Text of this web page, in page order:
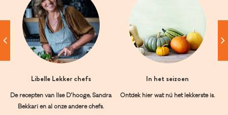
Libelle Lekker chefs
De recepten van Ilse D’hooge, Sandra
Bekkari en al onze andere chefs.
In het seizoen
Ontdek hier wat nú het lekkerste is.